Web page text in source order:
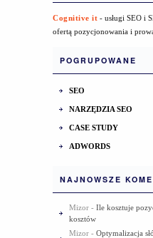
Cognitive it - usługi SEO i
ofertą pozycjonowania i
POGRUPOWANE
SEO
NARZĘDZIA SEO
CASE STUDY
ADWORDS
NAJNOWSZE
Mizor - Ile kosztuje
kosztów
Mizor - Optymalizacja